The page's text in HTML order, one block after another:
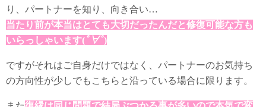
り、パートナーを知り、向き合い…
当たり前が本当はとても大切だったんだと修復可能な方も
いらっしゃいます(ﾟ∀ﾟ)
ですがそれはご自身だけではなく、パートナーのお気持ち
の方向性が少しでもこちらと沿っている場合に限ります。